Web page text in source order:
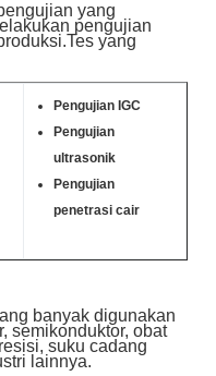
yang
pengujian
yang
Pengujian IGC
Pengujian
ultrasonik
Pengujian
penetrasi cair
banyak digunakan
semikonduktor, obat
suku cadang
lainnya.